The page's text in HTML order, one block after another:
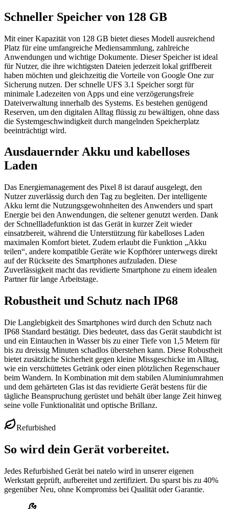
Schneller Speicher von 128 GB
Mit einer Kapazität von 128 GB bietet dieses Modell ausreichend
Platz für eine umfangreiche Mediensammlung, zahlreiche
Anwendungen und wichtige Dokumente. Dieser Speicher ist ideal
für Nutzer, die ihre wichtigsten Dateien jederzeit lokal griffbereit
haben möchten und gleichzeitig die Vorteile von Google One zur
Sicherung nutzen. Der schnelle UFS 3.1 Speicher sorgt für
minimale Ladezeiten von Apps und eine verzögerungsfreie
Dateiverwaltung innerhalb des Systems. Es bestehen genügend
Reserven, um den digitalen Alltag flüssig zu bewältigen, ohne dass
die Systemgeschwindigkeit durch mangelnden Speicherplatz
beeinträchtigt wird.
Ausdauernder Akku und kabelloses
Laden
Das Energiemanagement des Pixel 8 ist darauf ausgelegt, den
Nutzer zuverlässig durch den Tag zu begleiten. Der intelligente
Akku lernt die Nutzungsgewohnheiten des Anwenders und spart
Energie bei den Anwendungen, die seltener genutzt werden. Dank
der Schnellladefunktion ist das Gerät in kurzer Zeit wieder
einsatzbereit, während die Unterstützung für kabelloses Laden
maximalen Komfort bietet. Zudem erlaubt die Funktion „Akku
teilen“, andere kompatible Geräte wie Kopfhörer unterwegs direkt
auf der Rückseite des Smartphones aufzuladen. Diese
Zuverlässigkeit macht das revidierte Smartphone zu einem idealen
Partner für lange Arbeitstage.
Robustheit und Schutz nach IP68
Die Langlebigkeit des Smartphones wird durch den Schutz nach
IP68 Standard bestätigt. Dies bedeutet, dass das Gerät staubdicht ist
und ein Eintauchen in Wasser bis zu einer Tiefe von 1,5 Metern für
bis zu dreissig Minuten schadlos überstehen kann. Diese Robustheit
bietet zusätzliche Sicherheit gegen kleine Missgeschicke im Alltag,
wie ein verschüttetes Getränk oder einen plötzlichen Regenschauer
beim Wandern. In Kombination mit dem stabilen Aluminiumrahmen
und dem gehärteten Glas ist das revidierte Gerät bestens für die
tägliche Beanspruchung gerüstet und behält über lange Zeit hinweg
seine volle Funktionalität und optische Brillanz.
Refurbished
So wird dein Gerät vorbereitet.
Jedes Refurbished Gerät bei natelo wird in unserer eigenen
Werkstatt geprüft, aufbereitet und zertifiziert. Du sparst bis zu 40%
gegenüber Neu, ohne Kompromiss bei Qualität oder Garantie.